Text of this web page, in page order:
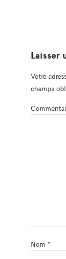
Laisser
Votre
champs
Nom *